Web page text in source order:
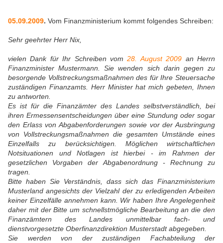
05.09.2009. Vom Finanzministerium kommt folgendes Schreiben:
Sehr geehrter Herr Nix,
vielen Dank für Ihr Schreiben vom28. August 2009 an Herrn
Finanzminister Mustermann. Sie wenden sich darin gegen zu
besorgende Vollstreckungsmaßnahmen des für Ihre Steuersache
zuständigen Finanzamts. Herr Minister hat mich gebeten, Ihnen
zu antworten.
Es ist für die Finanzämter des Landes selbstverständlich, bei
ihren Ermessensentscheidungen über eine Stundung oder sogar
den Erlass von Abgabenforderungen sowie vor der Ausbringung
von Vollstreckungsmaßnahmen die gesamten Umstände eines
Einzelfalls zu berücksichtigen. Möglichen wirtschaftlichen
Notsituationen und Notlagen ist hierbei - im Rahmen der
gesetzlichen Vorgaben der Abgabenordnung - Rechnung zu
tragen.
Bitte haben Sie Verständnis, dass sich das Finanzministerium
Musterland angesichts der Vielzahl der zu erledigenden Arbeiten
keiner Einzelfälle annehmen kann. Wir haben Ihre Angelegenheit
daher mit der Bitte um schnellstmögliche Bearbeitung an die den
Finanzämtern des Landes unmittelbar fach- und
dienstvorgesetzte Oberfinanzdirektion Musterstadt abgegeben.
Sie werden von der zuständigen Fachabteilung der